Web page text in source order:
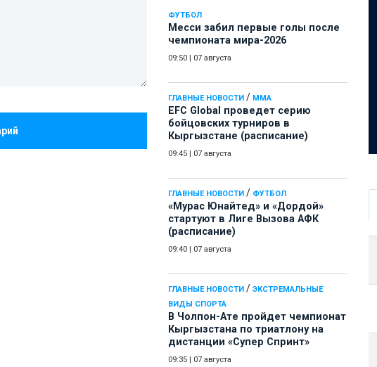
ФУТБОЛ
Месси забил первые голы после
чемпионата мира-2026
09:50 07 августа
ГЛАВНЫЕ НОВОСТИ / ММА
EFC Global проведет серию
бойцовских турниров в
Кыргызстане (расписание)
09:45 07 августа
ГЛАВНЫЕ НОВОСТИ / ФУТБОЛ
«Мурас Юнайтед» и «Дордой»
стартуют в Лиге Вызова АФК
(расписание)
09:40 07 августа
ГЛАВНЫЕ НОВОСТИ / ЭКСТРЕМАЛЬНЫЕ
ВИДЫ СПОРТА
В Чолпон-Ате пройдет чемпионат
Кыргызстана по триатлону на
дистанции «Супер Спринт»
09:35 07 августа